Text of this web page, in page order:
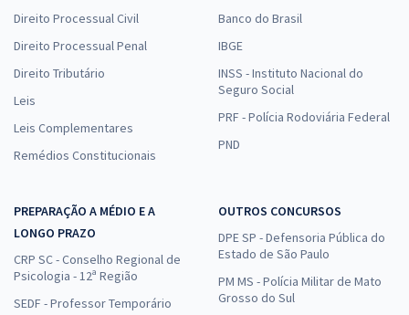
Direito Processual Civil
Direito Processual Penal
Direito Tributário
Leis
Leis Complementares
Remédios Constitucionais
Banco do Brasil
IBGE
INSS - Instituto Nacional do
Seguro Social
PRF - Polícia Rodoviária Federal
PND
PREPARAÇÃO A MÉDIO E A
LONGO PRAZO
CRP SC - Conselho Regional de
Psicologia - 12ª Região
SEDF - Professor Temporário
OUTROS CONCURSOS
DPE SP - Defensoria Pública do
Estado de São Paulo
PM MS - Polícia Militar de Mato
Grosso do Sul